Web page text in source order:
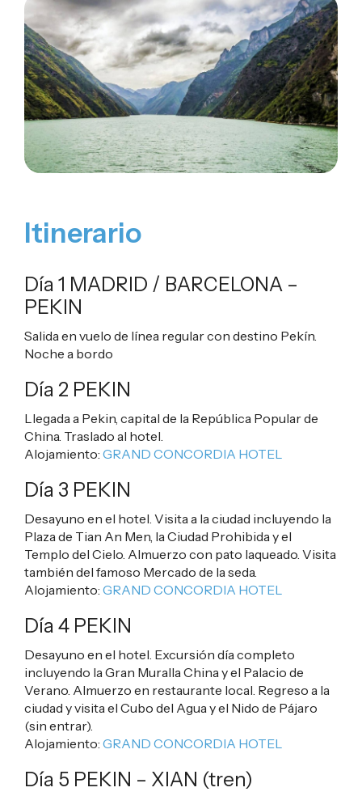
Itinerario
Día 1 MADRID / BARCELONA –
PEKIN
Salida en vuelo de línea regular con destino Pekín.
Noche a bordo
Día 2 PEKIN
Llegada a Pekin, capital de la República Popular de
China. Traslado al hotel.
Alojamiento: GRAND CONCORDIA HOTEL
Día 3 PEKIN
Desayuno en el hotel. Visita a la ciudad incluyendo la
Plaza de Tian An Men, la Ciudad Prohibida y el
Templo del Cielo. Almuerzo con pato laqueado. Visita
también del famoso Mercado de la seda.
Alojamiento: GRAND CONCORDIA HOTEL
Día 4 PEKIN
Desayuno en el hotel. Excursión día completo
incluyendo la Gran Muralla China y el Palacio de
Verano. Almuerzo en restaurante local. Regreso a la
ciudad y visita el Cubo del Agua y el Nido de Pájaro
(sin entrar).
Alojamiento: GRAND CONCORDIA HOTEL
Día 5 PEKIN – XIAN (tren)